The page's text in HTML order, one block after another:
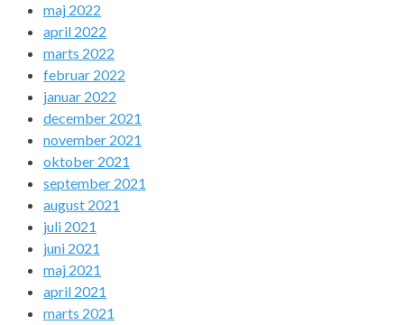
maj 2022
april 2022
marts 2022
februar 2022
januar 2022
december 2021
november 2021
oktober 2021
september 2021
august 2021
juli 2021
juni 2021
maj 2021
april 2021
marts 2021